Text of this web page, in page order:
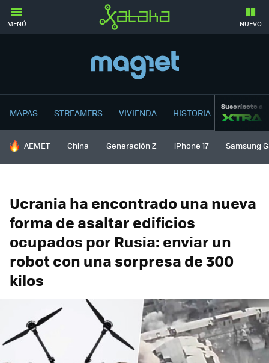
MENÚ NUEVO
MAPAS STREAMERS VIVIENDA HISTORIA Suscríbete a
HOY SE HABLA DE
AEMET China Generación Z iPhone 17 Samsung
Ucrania ha encontrado una nueva
forma de asaltar edificios
ocupados por Rusia: enviar un
robot con una sorpresa de 300
kilos